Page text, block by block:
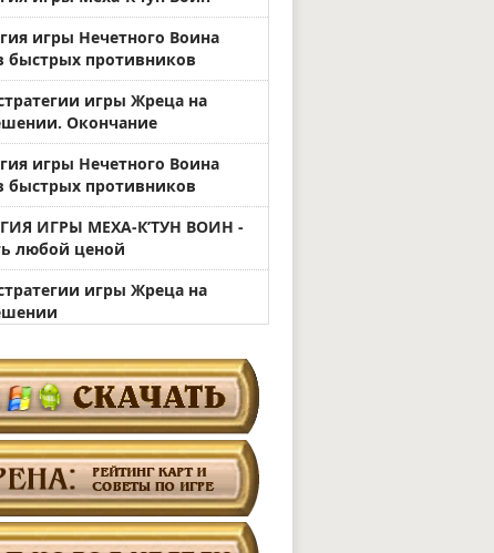
игры Нечетного Воина
быстрых противников
игры Жреца на
Окончание
игры Нечетного Воина
быстрых противников
ИГРЫ МЕХА-К’ТУН ВОИН -
любой ценой
игры Жреца на